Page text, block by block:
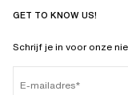
GET TO KNOW US!
Schrijf je in voor onze
E-mailadres